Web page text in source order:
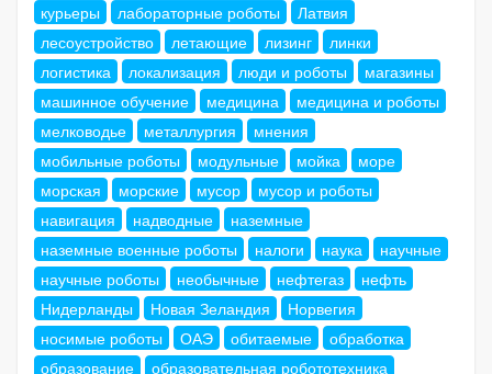
курьеры
лабораторные роботы
Латвия
лесоустройство
летающие лизинг
линки
логистика
локализация люди и роботы
магазины
машинное обучение
медицина
медицина и роботы
мелководье
металлургия
мнения
мобильные роботы
модульные мойка
море
морская
морские мусор
мусор и роботы
навигация
надводные
наземные
наземные военные роботы
налоги наука
научные
научные роботы
необычные нефтегаз
нефть
Нидерланды
Новая Зеландия
Норвегия
носимые роботы
ОАЭ обитаемые
обработка
образование
образовательная робототехника